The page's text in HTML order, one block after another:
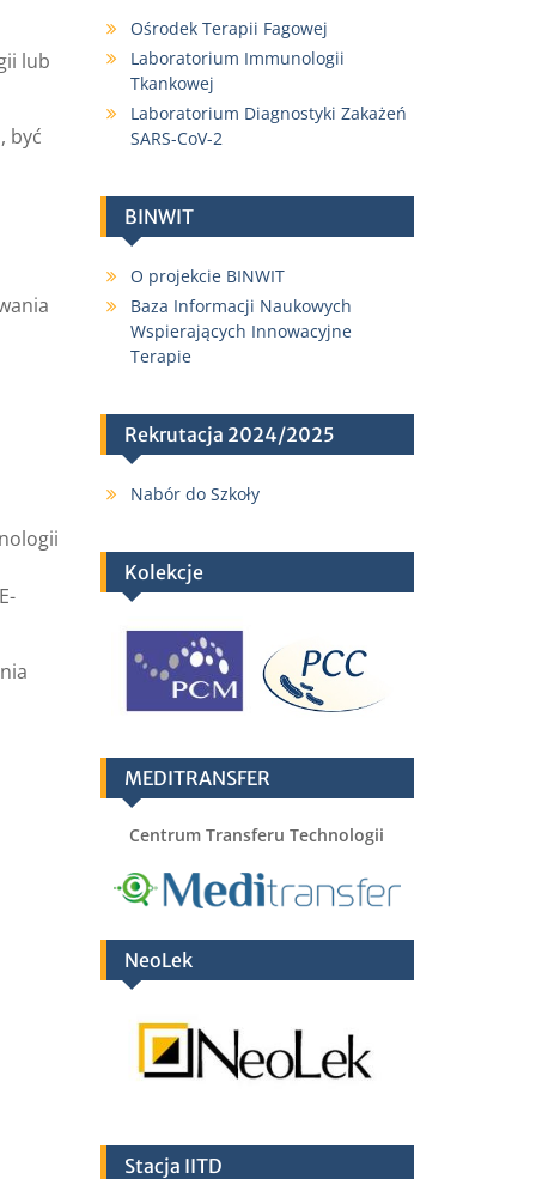
lub
być
Ośrodek Terapii Fagowej
Laboratorium Immunologii
Tkankowej
Laboratorium Diagnostyki Zakażeń
SARS-CoV-2
BINWIT
O projekcie BINWIT
Baza Informacji Naukowych
Wspierających Innowacyjne
Terapie
Rekrutacja 2024/2025
Nabór do Szkoły
Kolekcje
MEDITRANSFER
Centrum Transferu Technologii
NeoLek
Stacja IITD